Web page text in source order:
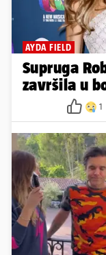
AYDA FIELD
Supruga
završila u
1